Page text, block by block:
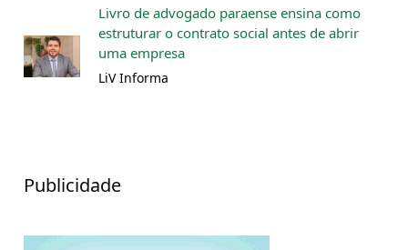
Livro de advogado paraense ensina como
estruturar o contrato social antes de abrir
uma empresa
LiV Informa
Publicidade